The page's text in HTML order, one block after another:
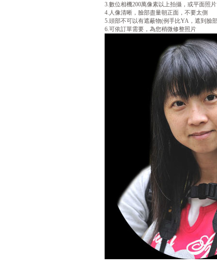
3.數位相機200萬像素以上拍攝，或平面照
4.人像清晰，臉部盡量朝正面，不要太側
5.頭部不可以有遮蔽物(例手比YA，遮到臉
6.可依訂單需要，為您稍微修整照片